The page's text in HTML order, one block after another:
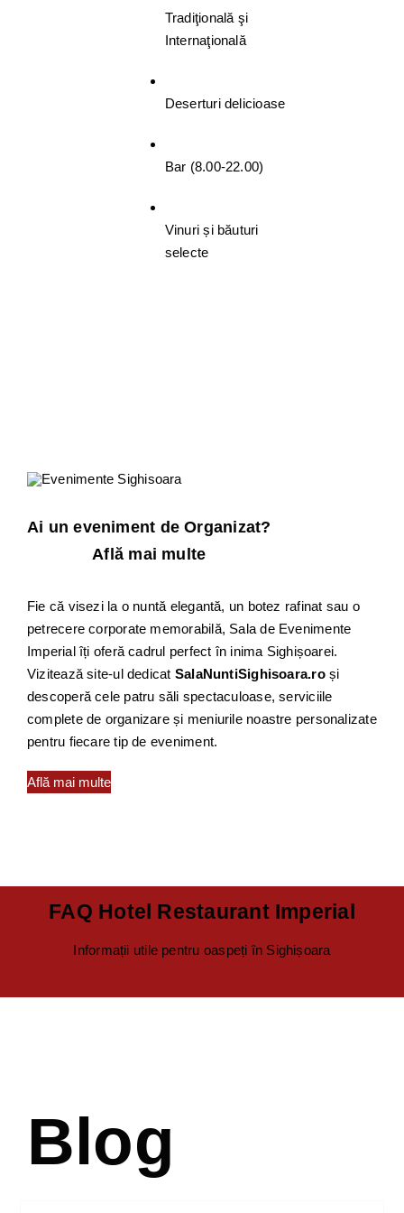
Tradiţională şi
Internaţională
Deserturi delicioase
Bar (8.00-22.00)
Vinuri și băuturi
selecte
Ai un eveniment de Organizat?
Află mai multe
Fie că visezi la o nuntă elegantă, un botez rafinat sau o
petrecere corporate memorabilă, Sala de Evenimente
Imperial îți oferă cadrul perfect în inima Sighișoarei.
Vizitează site-ul dedicat SalaNuntiSighisoara.ro și
descoperă cele patru săli spectaculoase, serviciile
complete de organizare și meniurile noastre personalizate
pentru fiecare tip de eveniment.
Află mai multe
FAQ Hotel Restaurant Imperial
Informații utile pentru oaspeți în Sighișoara
Blog